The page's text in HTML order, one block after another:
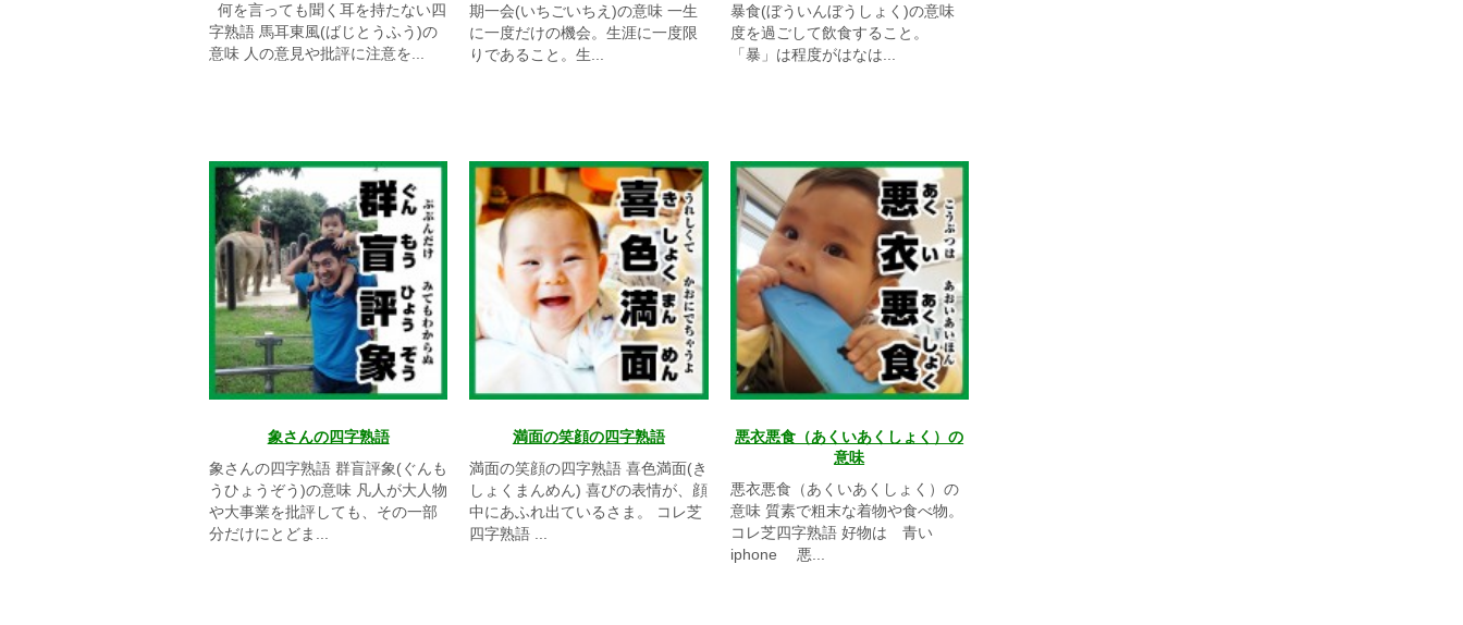
何を言っても聞く耳を持たない四
字熟語 馬耳東風(ばじとうふう)の
意味 人の意見や批評に注意を...
期一会(いちごいちえ)の意味 一生
に一度だけの機会。生涯に一度限
りであること。生...
暴食(ぼういんぼうしょく)の意味
度を過ごして飲食すること。
「暴」は程度がはなは...
象さんの四字熟語
象さんの四字熟語 群盲評象(ぐんも
うひょうぞう)の意味 凡人が大人物
や大事業を批評しても、その一部
分だけにとどま...
満面の笑顔の四字熟語
満面の笑顔の四字熟語 喜色満面(き
しょくまんめん) 喜びの表情が、顔
中にあふれ出ているさま。 コレ芝
四字熟語 ...
悪衣悪食（あくいあくしょく）の
意味
悪衣悪食（あくいあくしょく）の
意味 質素で粗末な着物や食べ物。
コレ芝四字熟語 好物は 青い
iphone 悪...